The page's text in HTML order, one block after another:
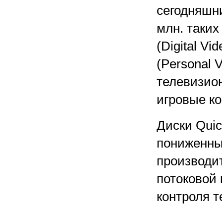
млн.
(Digital
(Personal
игровые
Диски
контроля